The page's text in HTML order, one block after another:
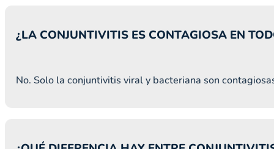
¿LA CONJUNTIVITIS ES CONTAGIOSA EN
No. Solo la conjuntivitis viral y bacteriana son